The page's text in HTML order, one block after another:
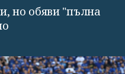
но обяви "пълна